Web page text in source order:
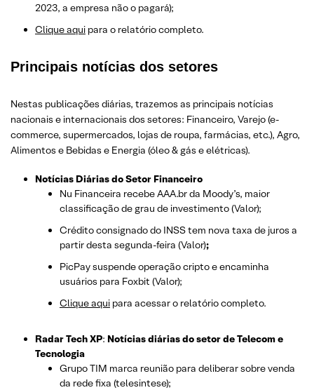
2023, a empresa não o pagará);
Clique aqui para o relatório completo.
Principais notícias dos setores
Nestas publicações diárias, trazemos as principais notícias
nacionais e internacionais dos setores: Financeiro, Varejo(e-
commerce, supermercados, lojas de roupa, farmácias, etc.), Agro,
Alimentos e Bebidas e Energia (óleo & gás e elétricas).
Notícias Diárias do Setor Financeiro
Nu Financeira recebe AAA.br da Moody’s, maior
classificação de grau de investimento (Valor);
Crédito consignado do INSS tem nova taxa de juros a
partir desta segunda-feira (Valor);
PicPay suspende operação cripto e encaminha
usuários para Foxbit (Valor);
Clique aqui para acessar o relatório completo.
Radar Tech XP: Notícias diárias do setor de Telecom e
Tecnologia
Grupo TIM marca reunião para deliberar sobre venda
da rede fixa (telesintese);